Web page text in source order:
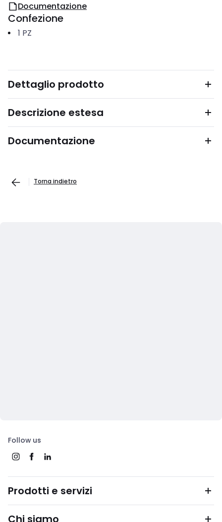
Documentazione
Confezione
1 PZ
Dettaglio prodotto
Descrizione estesa
Documentazione
Torna indietro
Follow us
Prodotti e servizi
Chi siamo